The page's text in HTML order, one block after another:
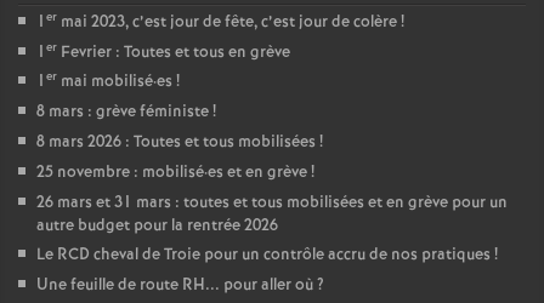
1 er mai 2023, c’est jour de fête, c’est jour de colère!
1 er Fevrier : Toutes et tous en grève
1 er mai mobilisé·es !
8 mars : grève féministe!
8 mars 2026 : Toutes et tous mobilisées !
25 novembre : mobilisé·es et en grève!
26 mars et 31 mars : toutes et tous mobilisées et en grève pour un
autre budget pour la rentrée 2026
Le RCD cheval de Troie pour un contrôle accru de nos pratiques !
Une feuille de route RH... pour aller où?